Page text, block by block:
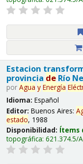
Estacion
provincia deRío
por Agua y Energía
Idioma: Español
Editor: Buenos Aires:
estado, 1988
Disponibilidad: Ítems
topográfica: 621.374.5/